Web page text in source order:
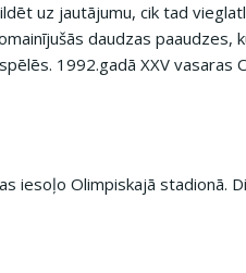
uz jautājumu, cik tad
daudzas
1992.gadā XXV
iesoļo Olimpiskajā stadionā.